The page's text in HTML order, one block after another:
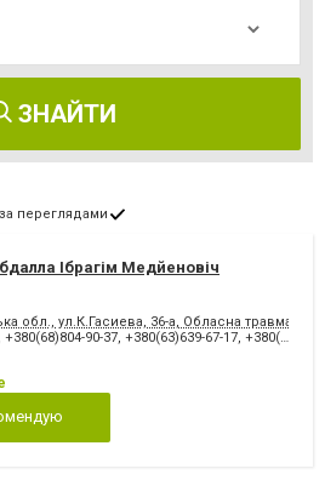
ЗНАЙТИ
за переглядами
Ібрагім Медйеновіч
обл., ул.К.Гасиева, 36-а, Обласна
+380(68)804-90-37, +380(63)639-67-17, +380(66)011-51-52